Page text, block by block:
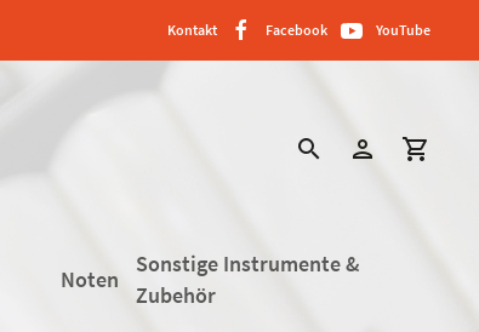
Kontakt Facebook YouTube
search person shopping_cart
Noten
Sonstige Instrumente &
Zubehör